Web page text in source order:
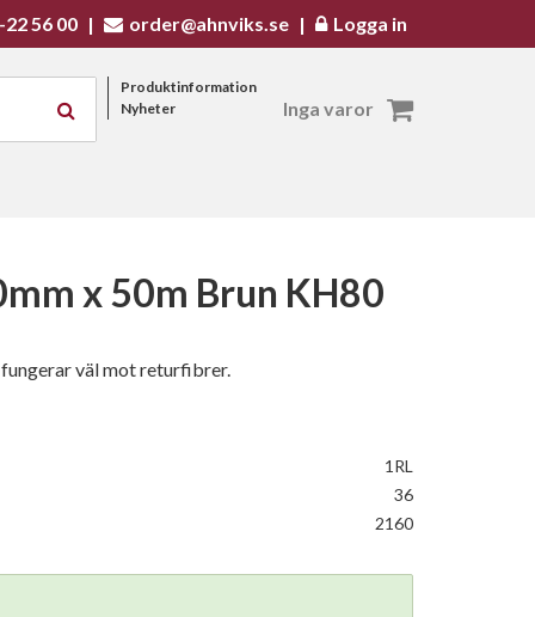
x 50m Brun KH80
väl mot returfibrer.
1RL
36
2160
22 56 00 | order@ahnviks.se | Logga in
Produktinformation
Nyheter
Inga varor